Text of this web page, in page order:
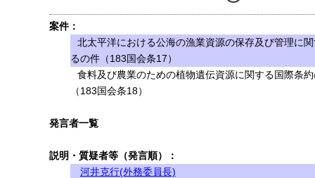
案件：
北太平洋における公海の漁業資源の保存及び管理に
るの件（183国会条17）
食料及び農業のための植物遺伝資源に関する国際条
（183国会条18）
発言者一覧
説明・質疑者等（発言順）：
河井克行(外務委員長)